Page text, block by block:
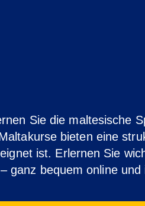
Sie die maltesische
bieten eine
ist. Erlernen Sie
ganz bequem online